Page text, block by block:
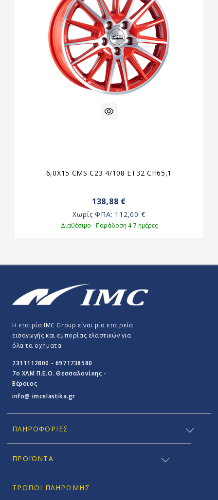
6,0X15 CMS C23 4/108 ET32 CH65,1
138,88 €
Χωρίς ΦΠΑ: 112,00 €
Διαθέσιμο - Παράδοση 4-7 ημέρες
Η εταιρία IMC Group είναι μία εταιρεία
εισαγωγής και εμπορίας ελαστικών για
όλα τα οχήματα
2311112800 - 6971738580
7o ΧΛΜ Π.E.O. Θεσσαλονίκης -
Βέροιας
info@ imcelastika.gr
ΠΛΗΡΟΦΟΡΊΕΣ
ΠΡΟΪΟΝΤΑ
ΤΡΌΠΟΙ ΠΛΗΡΩΜΉΣ